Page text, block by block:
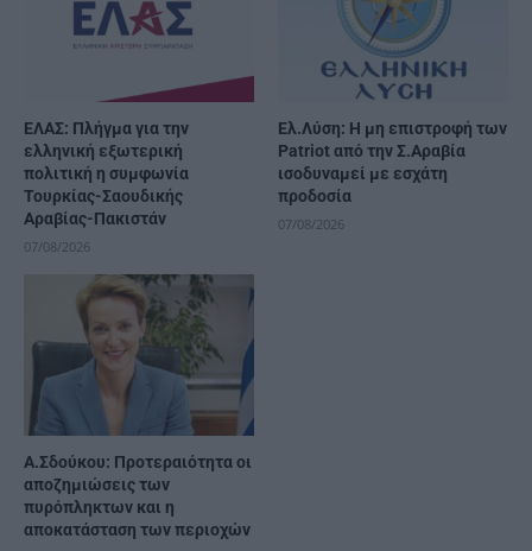
ΕΛΑΣ: Πλήγμα για την
ελληνική εξωτερική
πολιτική η συμφωνία
Τουρκίας-Σαουδικής
Αραβίας-Πακιστάν
07/08/2026
Ελ.Λύση: Η μη επιστροφή των
Patriot από την Σ.Αραβία
ισοδυναμεί με εσχάτη
προδοσία
07/08/2026
Α.Σδούκου: Προτεραιότητα οι
αποζημιώσεις των
πυρόπληκτων και η
αποκατάσταση των περιοχών